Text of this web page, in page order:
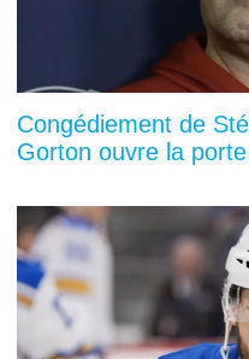
Congédiement de
Gorton ouvre la porte